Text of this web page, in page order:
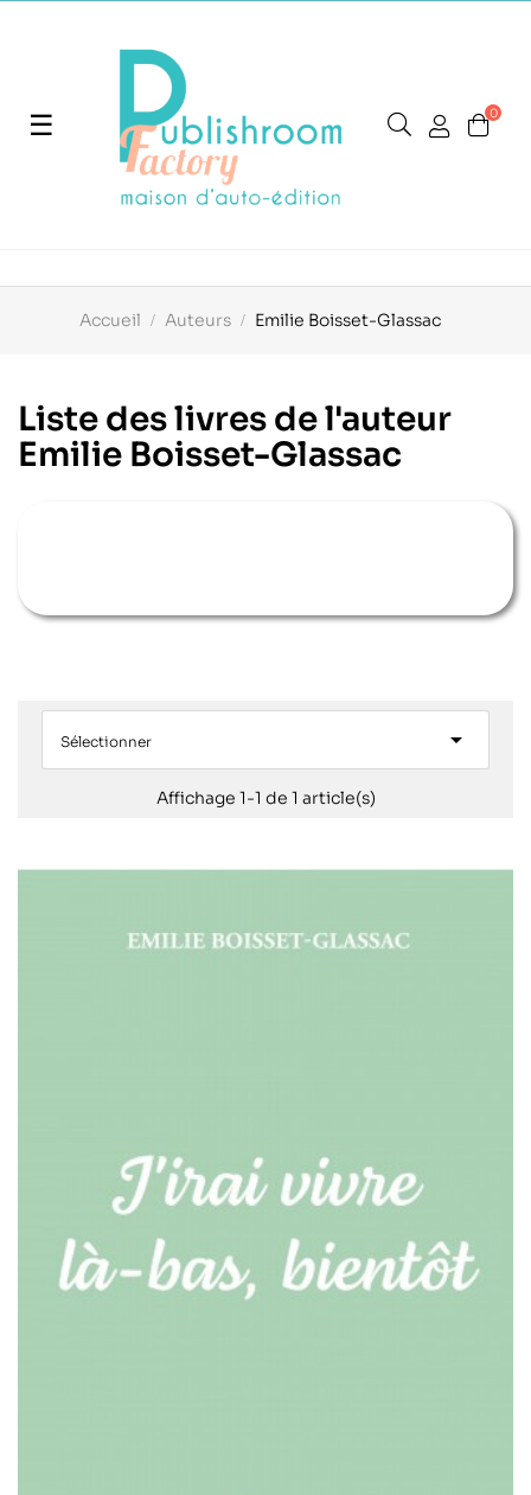
Basculer
navigation
☰ 0
Accueil Auteurs Emilie Boisset-Glassac
Liste des livres de l'auteur
Emilie Boisset-Glassac
Sélectionner 
Affichage 1-1 de 1 article(s)